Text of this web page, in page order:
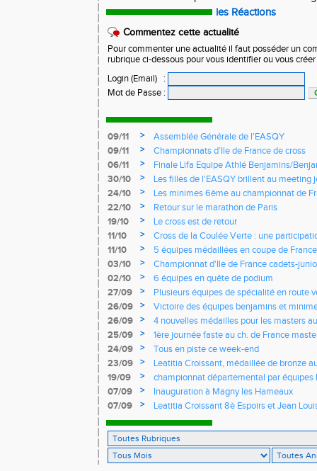
les Réactions
Commentez cette actualité
Pour commenter une actualité il faut posséder un
rubrique ci-dessous pour vous identifier ou vous
Login (Email)
:
Mot de Passe :
09/11 >
Assemblée Générale de l'EASQY
09/11
>
Championnats d’Ile de France de cross
06/11
>
Finale Lifa Equipe Athlé Benjamins/
30/10
>
Les filles de l'EASQY brillent au meeting
records du club battus
24/10 >
Les minimes 6ème au championnat de
22/10
>
Retour sur le marathon de Paris
19/10
>
Le cross est de retour
11/10
>
Cross de la Coulée Verte : une
Rendez-vous !
11/10 >
5 équipes médaillées en coupe de France
03/10
>
Championnat d'Ile de France cadets-
l'EASQY victorieuses
02/10 >
6 équipes en quête de podium
27/09
>
Plusieurs équipes de spécialité en route
France
26/09 >
Victoire des équipes benjamins et
Yvelines
26/09 >
4 nouvelles médailles pour les masters
25/09
>
1ère journée faste au ch. de France
d'argent
24/09 >
Tous en piste ce week-end
23/09
>
Leatitia Croissant, médaillée de bronze
de course de montagne
19/09 >
championnat départemental par
07/09
>
Inauguration à Magny les Hameaux
07/09
>
Leatitia Croissant 8è Espoirs et Jean